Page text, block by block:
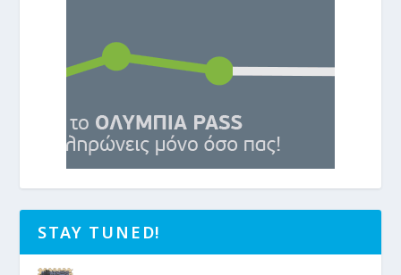
STAY TUNED!